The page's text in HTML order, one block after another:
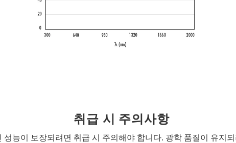
취급 시 주의사항
능이 보장되려면 취급 시 주의해야 합니다. 광학 품질이 유지